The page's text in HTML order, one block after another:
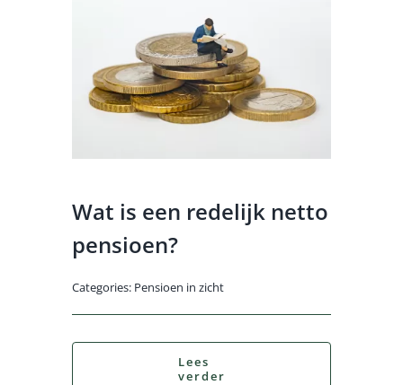
Wat is een redelijk netto
pensioen?
Categories: Pensioen in zicht
Lees
verder